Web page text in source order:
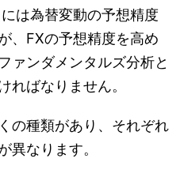
は為替変動の予想精度
、FXの予想精度を高め
ァンダメンタルズ分析と
ればなりません。
の種類があり、それぞれ
異なります。